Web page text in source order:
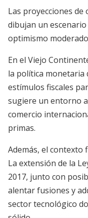
Las proyecciones
dibujan un
optimismo
En el Viejo
la política monetaria
estímulos fiscales
sugiere un entorno
comercio
primas.
Además, el contexto
La extensión de la
2017, junto con
alentar fusiones y
sector tecnológico